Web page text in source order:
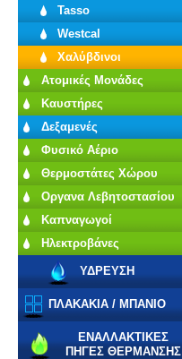
Tasso
Westcal
Χαλύβδινοι
Ατομικές Μονάδες
Καυστήρες
Δεξαμενές
Φυσικό Αέριο
Θερμοστάτες Χώρου
Οργανα Λεβητοστασίου
Καπναγωγοί
Ηλεκτροβάνες
ΥΔΡΕΥΣΗ
ΠΛΑΚΑΚΙΑ / ΜΠΑΝΙΟ
ΕΝΑΛΛΑΚΤΙΚΕΣ
ΠΗΓΕΣ ΘΕΡΜΑΝΣΗΣ